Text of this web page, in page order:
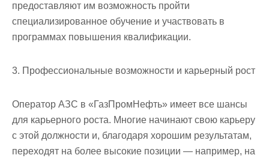
предоставляют им возможность пройти
специализированное обучение и участвовать в
программах повышения квалификации.
3. Профессиональные возможности и карьерный рост
Оператор АЗС в «ГазПромНефть» имеет все шансы
для карьерного роста. Многие начинают свою карьеру
с этой должности и, благодаря хорошим результатам,
переходят на более высокие позиции — например, на